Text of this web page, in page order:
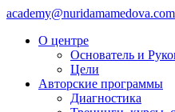
academy@nuridamamedova.com
О центре
Основатель и
Цели
Авторские программы
Диагностика